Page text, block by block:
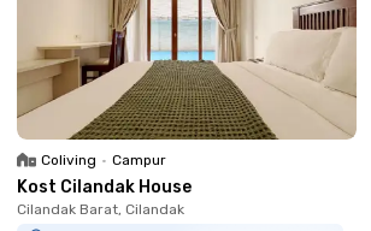
Coliving • Campur
Kost Cilandak House
Cilandak Barat, Cilandak